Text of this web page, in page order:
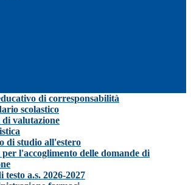
di corresponsabilità
scolastico
valutazione
di studio all'estero
l'accoglimento delle domande di
a.s. 2026-2027